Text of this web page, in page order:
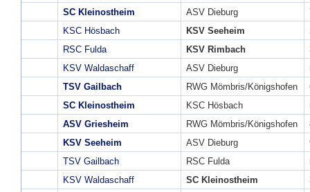
SC Kleinostheim
ASV Dieburg
KSC Hösbach
KSV Seeheim
RSC Fulda
KSV Rimbach
KSV Waldaschaff
ASV Dieburg
TSV Gailbach
RWG Mömbris/Königshofen
SC Kleinostheim
KSC Hösbach
ASV Griesheim
RWG Mömbris/Königshofen
KSV Seeheim
ASV Dieburg
TSV Gailbach
RSC Fulda
KSV Waldaschaff
SC Kleinostheim